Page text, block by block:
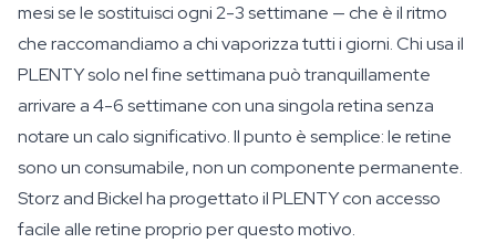
mesi se le sostituisci ogni 2-3 settimane — che è il ritmo
che raccomandiamo a chi vaporizza tutti i giorni. Chi usa il
PLENTY solo nel fine settimana può tranquillamente
arrivare a 4-6 settimane con una singola retina senza
notare un calo significativo. Il punto è semplice: le retine
sono un consumabile, non un componente permanente.
Storz and Bickel ha progettato il PLENTY con accesso
facile alle retine proprio per questo motivo.